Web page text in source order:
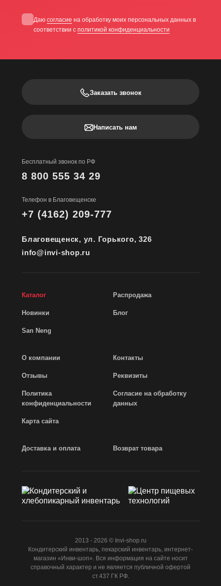
Даю согласие на обработку моих персональных данных в
соответствии с политикой конфиденциальности
Заказать звонок
Написать нам
Бесплатный звонок по РФ
8 800 555 34 29
Телефон в Благовещенске
+7 (4162) 209-777
Благовещенск, ул. Горького, 326
info@invi-shop.ru
Каталог Распродажа
Новинки Блог
San Neng
О компании Контакты
Отзывы Реквизиты
Политика
конфиденциальности
Согласие на обработку
данных
Карта сайта
Доставка и оплата Возврат товара
2013 - 2026 © Invi-shop.ru
Кондитерский инвентарь, пекарский инвентарь, интернет-
магазин «Инви-шоп». Вся информация на сайте носит
справочный характер и не является публичной офертой
ст.437 ГК РФ.